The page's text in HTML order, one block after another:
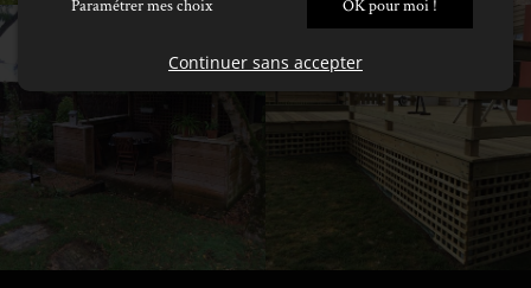
Paramétrer mes choix OK pour moi !
Continuer sans accepter